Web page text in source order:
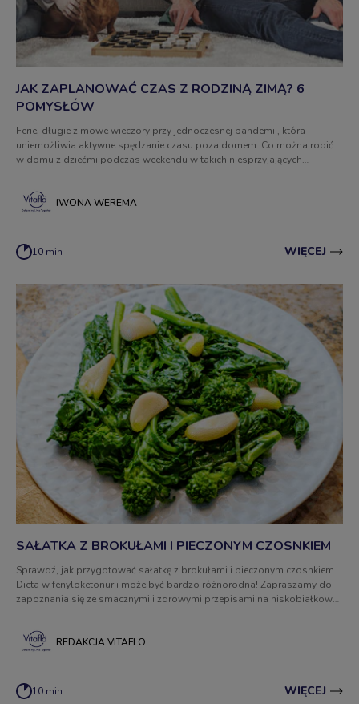
JAK ZAPLANOWAĆ CZAS Z RODZINĄ ZIMĄ? 6
POMYSŁÓW
Ferie, długie zimowe wieczory przy jednoczesnej pandemii, która
uniemożliwia aktywne spędzanie czasu poza domem. Co można robić
w domu z dziećmi podczas weekendu w takich niesprzyjających
IWONA WEREMA
10 min WIĘCEJ
SAŁATKA Z BROKUŁAMI I PIECZONYM CZOSNKIEM
Sprawdź, jak przygotować sałatkę z brokułami i pieczonym czosnkiem.
Dieta w fenyloketonurii może być bardzo różnorodna! Zapraszamy do
zapoznania się ze smacznymi i zdrowymi przepisami na niskobiałkowe
REDAKCJA VITAFLO
10 min WIĘCEJ